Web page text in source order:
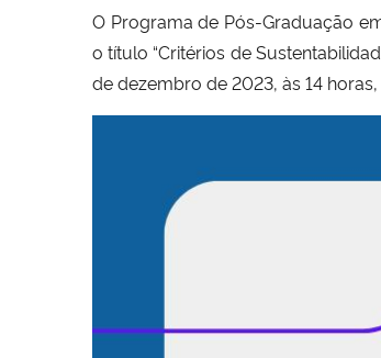
O Programa de Pós-Graduação
o título “Critérios de
de dezembro de 2023, às 14